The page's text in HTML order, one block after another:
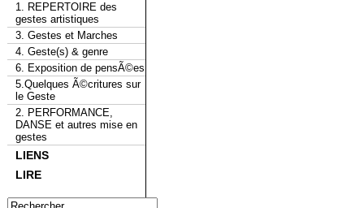
1. REPERTOIRE des
gestes artistiques
3. Gestes et Marches
4. Geste(s) & genre
6. Exposition de pensÃ©es
5.Quelques Ã©critures sur
le Geste
2. PERFORMANCE,
DANSE et autres mise en
gestes
LIENS
LIRE